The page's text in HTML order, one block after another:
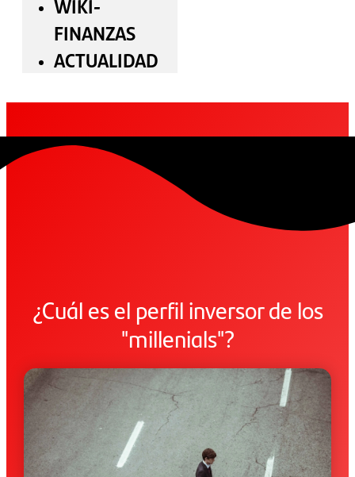
WIKI-
FINANZAS
ACTUALIDAD
¿Cuál es el perfil inversor de los
"millenials"?